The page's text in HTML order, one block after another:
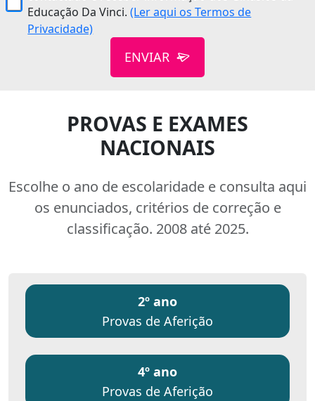
Educação Da Vinci.(Ler aqui os Termos de
Privacidade)
ENVIAR
PROVAS E EXAMES
NACIONAIS
Escolhe o ano de escolaridade e consulta aqui
os enunciados, critérios de correção e
classificação. 2008 até 2025.
2º ano
Provas de Aferição
4º ano
Provas de Aferição